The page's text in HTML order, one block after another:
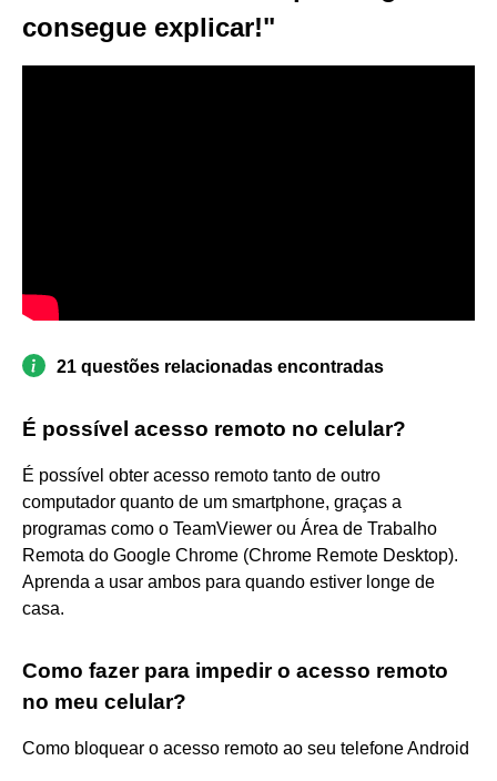
consegue explicar!"
21 questões relacionadas encontradas
É possível acesso remoto no celular?
É possível obter acesso remoto tanto de outro
computador quanto de um smartphone, graças a
programas como o TeamViewer ou Área de Trabalho
Remota do Google Chrome (Chrome Remote Desktop).
Aprenda a usar ambos para quando estiver longe de
casa.
Como fazer para impedir o acesso remoto
no meu celular?
Como bloquear o acesso remoto ao seu telefone Android